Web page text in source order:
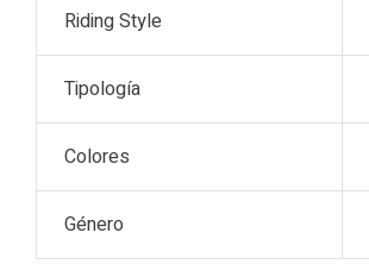
Riding Style
Tipología
Colores
Género